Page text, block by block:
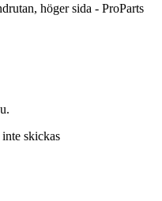
höger sida - ProParts
skickas